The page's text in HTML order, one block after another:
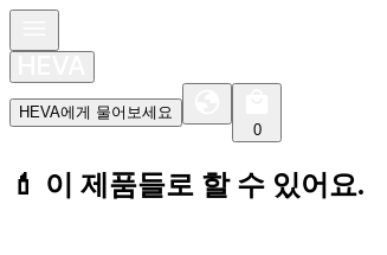
HEVA에게 물어보세요
0
💄 이 제품들로 할 수 있어요.